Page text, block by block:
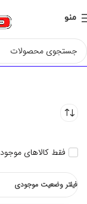
منو
فقط کالاهای موجود
فیلتر وضعیت موجودی